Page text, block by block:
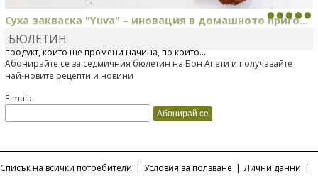
Суха закваска "Yuva" – иновация в домашното приго...
Отскоро Лесафр България стартира предлагането на изцяло нов
продукт, който ще промени начина, по който...
БЮЛЕТИН
Абонирайте се за седмичния бюлетин на Бон Апети и получавайте
най-новите рецепти и новини
E-mail:
Списък на всички потребители | Условия за ползване | Лични данни |